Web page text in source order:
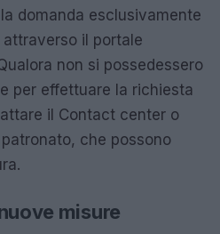
domanda esclusivamente
il portale
non si possedessero
per effettuare la richiesta
il Contact center o
che possono
misure